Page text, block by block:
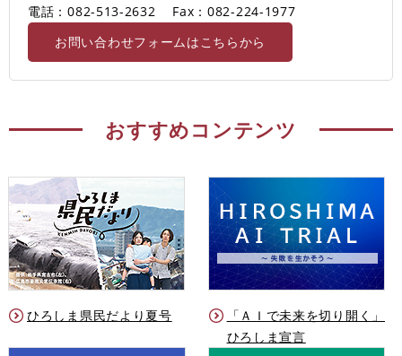
電話：082-513-2632
Fax：082-224-1977
お問い合わせフォームはこちらから
おすすめコンテンツ
ひろしま県民だより夏号
「ＡＩで未来を切り開く」
ひろしま宣言